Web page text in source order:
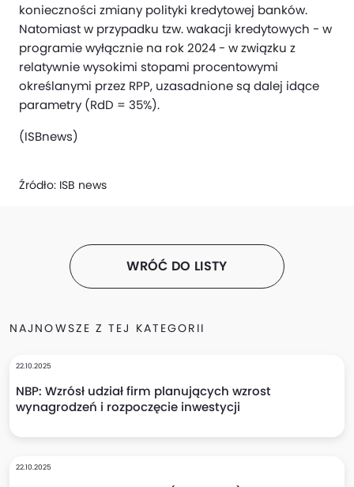
konieczności zmiany polityki kredytowej banków.
Natomiast w przypadku tzw. wakacji kredytowych - w
programie wyłącznie na rok 2024 - w związku z
relatywnie wysokimi stopami procentowymi
określanymi przez RPP, uzasadnione są dalej idące
parametry (RdD = 35%).
(ISBnews)
Źródło: ISB news
WRÓĆ DO LISTY
NAJNOWSZE Z TEJ KATEGORII
22.10.2025
NBP: Wzrósł udział firm planujących wzrost
wynagrodzeń i rozpoczęcie inwestycji
22.10.2025